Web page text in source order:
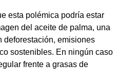
esta polémica podría estar
del aceite de palma, una
deforestación, emisiones
sostenibles. En ningún caso
frente a grasas de